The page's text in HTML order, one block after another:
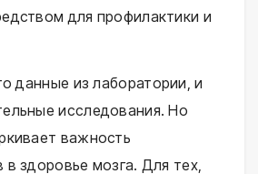
для профилактики и
данные из лаборатории, и
исследования. Но
важность
здоровье мозга. Для тех,